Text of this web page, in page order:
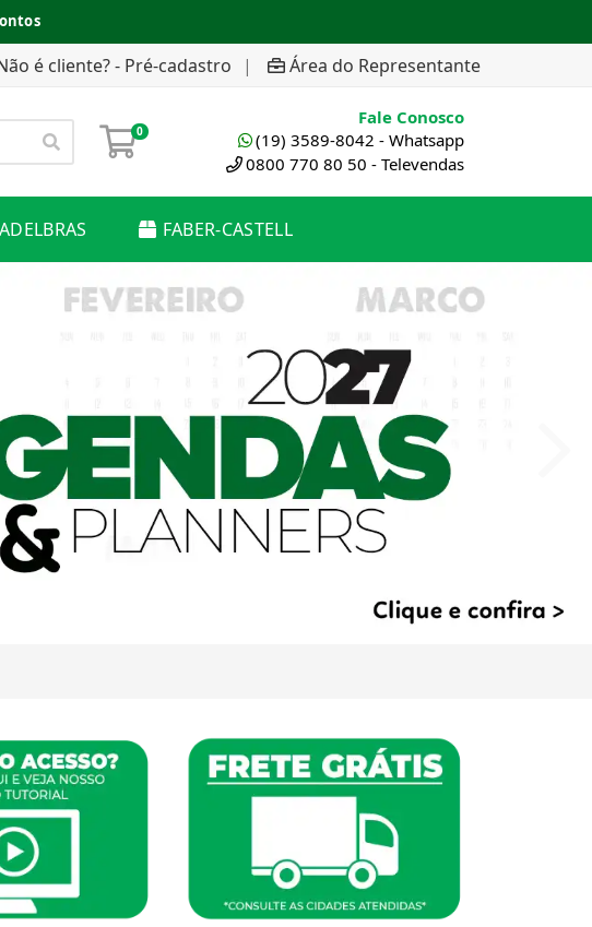
é cliente? - Pré-cadastro | Área do Representante
0
Fale Conosco
(19) 3589-8042 - Whatsapp
0800 770 80 50 - Televendas
ADELBRAS FABER-CASTELL